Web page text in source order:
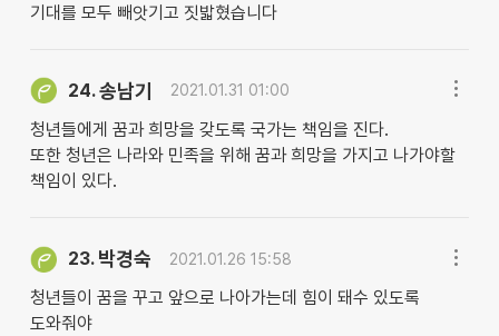
기대를 모두 빼앗기고 짓밟혔습니다
24.송남기 2021.01.31 01:00
청년들에게 꿈과 희망을 갖도록 국가는 책임을 진다.
또한 청년은 나라와 민족을 위해 꿈과 희망을 가지고 나가야할
책임이 있다.
23. 박경숙 2021.01.26 15:58
청년들이 꿈을 꾸고 앞으로 나아가는데 힘이 돼수 있도록
도와줘야